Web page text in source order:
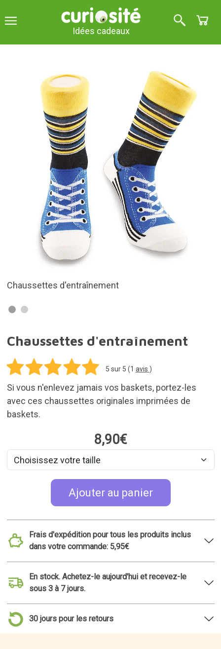
Idées cadeaux
Disponible en deux tailles
Chaussettes d'entraînement
5 sur 5 (1 avis )
Si vous n'enlevez jamais vos baskets, portez-les
avec ces chaussettes originales imprimées de
baskets.
8,90€
Ajouter au panier
Frais d'expédition pour tous les produits inclus
dans votre commande: 5,95€
En stock. Achetez-le aujourd'hui et recevez-le
sous 3 à 7 jours.
30 jours pour les retours